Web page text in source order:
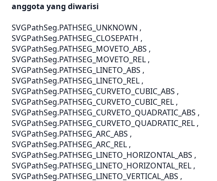
anggota yang diwarisi
SVGPathSeg.PATHSEG_UNKNOWN ,
SVGPathSeg.PATHSEG_CLOSEPATH ,
SVGPathSeg.PATHSEG_MOVETO_ABS ,
SVGPathSeg.PATHSEG_MOVETO_REL ,
SVGPathSeg.PATHSEG_LINETO_ABS ,
SVGPathSeg.PATHSEG_LINETO_REL ,
SVGPathSeg.PATHSEG_CURVETO_CUBIC_ABS ,
SVGPathSeg.PATHSEG_CURVETO_CUBIC_REL ,
SVGPathSeg.PATHSEG_CURVETO_QUADRATIC_ABS ,
SVGPathSeg.PATHSEG_CURVETO_QUADRATIC_REL ,
SVGPathSeg.PATHSEG_ARC_ABS ,
SVGPathSeg.PATHSEG_ARC_REL ,
SVGPathSeg.PATHSEG_LINETO_HORIZONTAL_ABS ,
SVGPathSeg.PATHSEG_LINETO_HORIZONTAL_REL ,
SVGPathSeg.PATHSEG_LINETO_VERTICAL_ABS ,